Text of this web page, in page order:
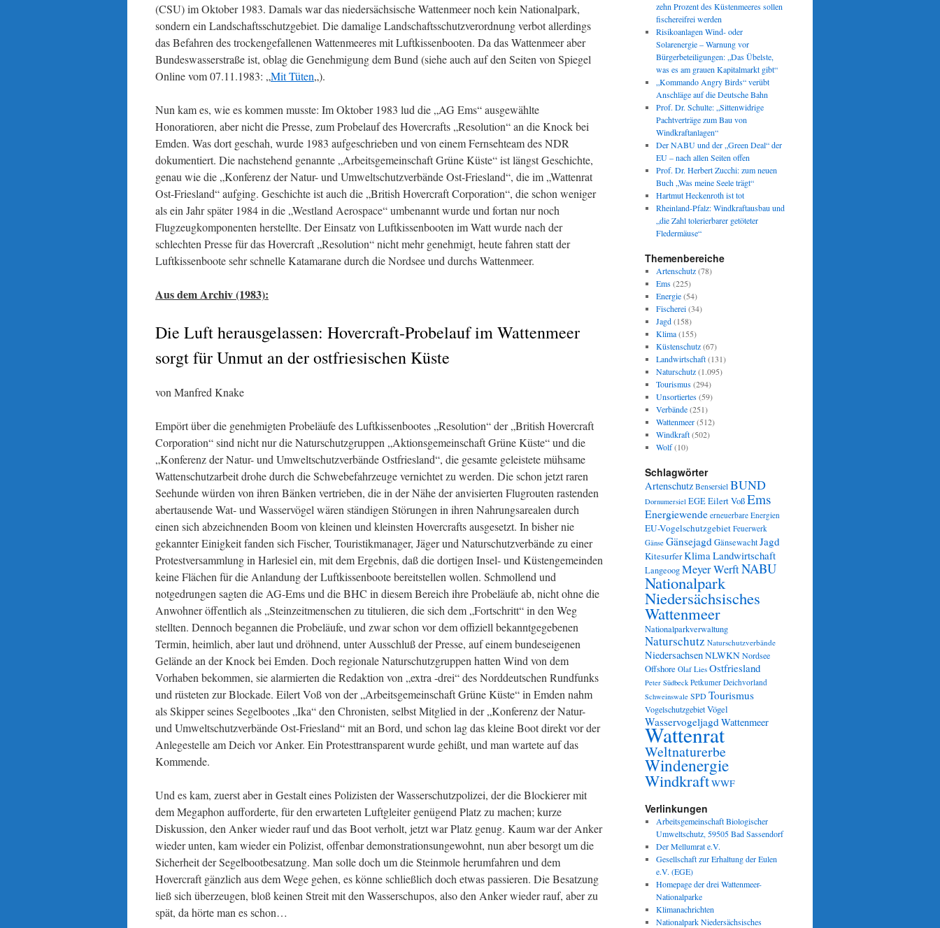
(CSU) im Oktober 1983. Damals war das niedersächsische Wattenmeer noch kein Nationalpark,
sondern ein Landschaftsschutzgebiet. Die damalige Landschaftsschutzverordnung verbot allerdings
das Befahren des trockengefallenen Wattenmeeres mit Luftkissenbooten. Da das Wattenmeer aber
Bundeswasserstraße ist, oblag die Genehmigung dem Bund (siehe auch auf den Seiten von Spiegel
Online vom 07.11.1983: „Mit Tüten„).
Nun kam es, wie es kommen musste: Im Oktober 1983 lud die „AG Ems“ ausgewählte
Honoratioren, aber nicht die Presse, zum Probelauf des Hovercrafts „Resolution“ an die Knock bei
Emden. Was dort geschah, wurde 1983 aufgeschrieben und von einem Fernsehteam des NDR
dokumentiert. Die nachstehend genannte „Arbeitsgemeinschaft Grüne Küste“ ist längst Geschichte,
genau wie die „Konferenz der Natur- und Umweltschutzverbände Ost-Friesland“, die im „Wattenrat
Ost-Friesland“ aufging. Geschichte ist auch die „British Hovercraft Corporation“, die schon weniger
als ein Jahr später 1984 in die „Westland Aerospace“ umbenannt wurde und fortan nur noch
Flugzeugkomponenten herstellte. Der Einsatz von Luftkissenbooten im Watt wurde nach der
schlechten Presse für das Hovercraft „Resolution“ nicht mehr genehmigt, heute fahren statt der
Luftkissenboote sehr schnelle Katamarane durch die Nordsee und durchs Wattenmeer.
Aus dem Archiv (1983):
Die Luft herausgelassen: Hovercraft-Probelauf im Wattenmeer
sorgt für Unmut an der ostfriesischen Küste
von Manfred Knake
Empört über die genehmigten Probeläufe des Luftkissenbootes „Resolution“ der „British Hovercraft
Corporation“ sind nicht nur die Naturschutzgruppen „Aktionsgemeinschaft Grüne Küste“ und die
„Konferenz der Natur- und Umweltschutzverbände Ostfriesland“, die gesamte geleistete mühsame
Wattenschutzarbeit drohe durch die Schwebefahrzeuge vernichtet zu werden. Die schon jetzt raren
Seehunde würden von ihren Bänken vertrieben, die in der Nähe der anvisierten Flugrouten rastenden
abertausende Wat- und Wasservögel wären ständigen Störungen in ihren Nahrungsarealen durch
einen sich abzeichnenden Boom von kleinen und kleinsten Hovercrafts ausgesetzt. In bisher nie
gekannter Einigkeit fanden sich Fischer, Touristikmanager, Jäger und Naturschutzverbände zu einer
Protestversammlung in Harlesiel ein, mit dem Ergebnis, daß die dortigen Insel- und Küstengemeinden
keine Flächen für die Anlandung der Luftkissenboote bereitstellen wollen. Schmollend und
notgedrungen sagten die AG-Ems und die BHC in diesem Bereich ihre Probeläufe ab, nicht ohne die
Anwohner öffentlich als „Steinzeitmenschen zu titulieren, die sich dem „Fortschritt“ in den Weg
stellten. Dennoch begannen die Probeläufe, und zwar schon vor dem offiziell bekanntgegebenen
Termin, heimlich, aber laut und dröhnend, unter Ausschluß der Presse, auf einem bundeseigenen
Gelände an der Knock bei Emden. Doch regionale Naturschutzgruppen hatten Wind von dem
Vorhaben bekommen, sie alarmierten die Redaktion von „extra -drei“ des Norddeutschen Rundfunks
und rüsteten zur Blockade. Eilert Voß von der „Arbeitsgemeinschaft Grüne Küste“ in Emden nahm
als Skipper seines Segelbootes „Ika“ den Chronisten, selbst Mitglied in der „Konferenz der Natur-
und Umweltschutzverbände Ost-Friesland“ mit an Bord, und schon lag das kleine Boot direkt vor der
Anlegestelle am Deich vor Anker. Ein Protesttransparent wurde gehißt, und man wartete auf das
Kommende.
Und es kam, zuerst aber in Gestalt eines Polizisten der Wasserschutzpolizei, der die Blockierer mit
dem Megaphon aufforderte, für den erwarteten Luftgleiter genügend Platz zu machen; kurze
Diskussion, den Anker wieder rauf und das Boot verholt, jetzt war Platz genug. Kaum war der Anker
wieder unten, kam wieder ein Polizist, offenbar demonstrationsungewohnt, nun aber besorgt um die
Sicherheit der Segelbootbesatzung. Man solle doch um die Steinmole herumfahren und dem
Hovercraft gänzlich aus dem Wege gehen, es könne schließlich doch etwas passieren. Die Besatzung
ließ sich überzeugen, bloß keinen Streit mit den Wasserschupos, also den Anker wieder rauf, aber zu
spät, da hörte man es schon…
zehn Prozent des Küstenmeeres sollen
fischereifrei werden
Risikoanlagen Wind- oder
Solarenergie – Warnung vor
Bürgerbeteiligungen: „Das Übelste,
was es am grauen Kapitalmarkt gibt“
„Kommando Angry Birds“ verübt
Anschläge auf die Deutsche Bahn
Prof. Dr. Schulte: „Sittenwidrige
Pachtverträge zum Bau von
Windkraftanlagen“
Der NABU und der „Green Deal“ der
EU – nach allen Seiten offen
Prof. Dr. Herbert Zucchi: zum neuen
Buch „Was meine Seele trägt“
Hartmut Heckenroth ist tot
Rheinland-Pfalz: Windkraftausbau und
„die Zahl tolerierbarer getöteter
Fledermäuse“
Themenbereiche
Artenschutz(78)
Ems(225)
Energie(54)
Fischerei(34)
Jagd(158)
Klima(155)
Küstenschutz(67)
Landwirtschaft(131)
Naturschutz(1.095)
Tourismus(294)
Unsortiertes(59)
Verbände(251)
Wattenmeer(512)
Windkraft(502)
Wolf(10)
Schlagwörter
Artenschutz Bensersiel BUND
Dornumersiel EGEEilert VoßEms
Energiewende erneuerbare Energien
EU-Vogelschutzgebiet Feuerwerk
Gänse GänsejagdGänsewachtJagd
KitesurferKlimaLandwirtschaft
LangeoogMeyer WerftNABU
Nationalpark
Niedersächsisches
Wattenmeer
Nationalparkverwaltung
Naturschutz Naturschutzverbände
NiedersachsenNLWKNNordsee
Offshore Olaf Lies Ostfriesland
Peter Südbeck Petkumer Deichvorland
Schweinswale SPDTourismus
VogelschutzgebietVögel
WasservogeljagdWattenmeer
Wattenrat
Weltnaturerbe
Windenergie
WindkraftWWF
Verlinkungen
Arbeitsgemeinschaft Biologischer
Umweltschutz, 59505 Bad Sassendorf
Der Mellumrat e.V.
Gesellschaft zur Erhaltung der Eulen
e.V. (EGE)
Homepage der drei Wattenmeer-
Nationalparke
Klimanachrichten
Nationalpark Niedersächsisches